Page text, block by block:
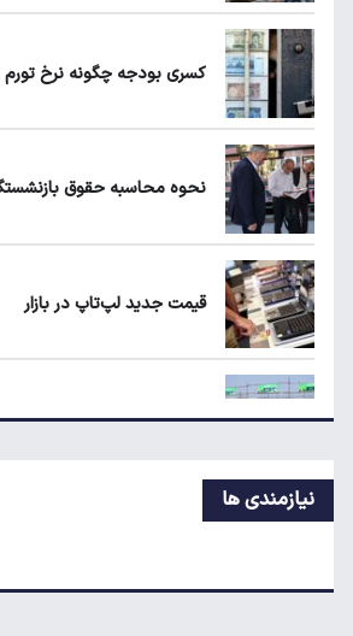
یارانه نقدی و کالابرگ این
لبنیات دوباره گران می‌شود؟
کسری بودجه چگونه نرخ تورم
نحوه محاسبه حقوق
قیمت جدید لپ‌تاپ در بازار
قیمت جدید بلیط اتوبوس
نیازمندی ها